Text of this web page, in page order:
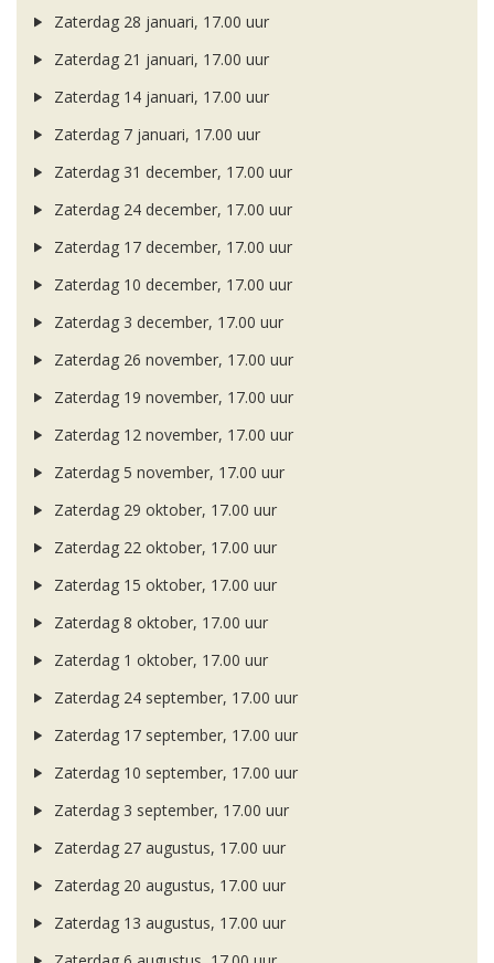
Zaterdag 28 januari, 17.00 uur
Zaterdag 21 januari, 17.00 uur
Zaterdag 14 januari, 17.00 uur
Zaterdag 7 januari, 17.00 uur
Zaterdag 31 december, 17.00 uur
Zaterdag 24 december, 17.00 uur
Zaterdag 17 december, 17.00 uur
Zaterdag 10 december, 17.00 uur
Zaterdag 3 december, 17.00 uur
Zaterdag 26 november, 17.00 uur
Zaterdag 19 november, 17.00 uur
Zaterdag 12 november, 17.00 uur
Zaterdag 5 november, 17.00 uur
Zaterdag 29 oktober, 17.00 uur
Zaterdag 22 oktober, 17.00 uur
Zaterdag 15 oktober, 17.00 uur
Zaterdag 8 oktober, 17.00 uur
Zaterdag 1 oktober, 17.00 uur
Zaterdag 24 september, 17.00 uur
Zaterdag 17 september, 17.00 uur
Zaterdag 10 september, 17.00 uur
Zaterdag 3 september, 17.00 uur
Zaterdag 27 augustus, 17.00 uur
Zaterdag 20 augustus, 17.00 uur
Zaterdag 13 augustus, 17.00 uur